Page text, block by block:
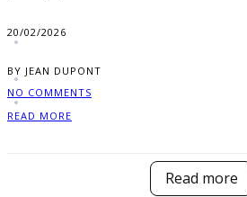
20/02/2026
BY JEAN DUPONT
NO COMMENTS
READ MORE
Read more